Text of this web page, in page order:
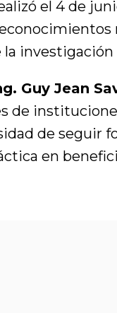
el 4 de
Guy Jean
de
de seguir
en